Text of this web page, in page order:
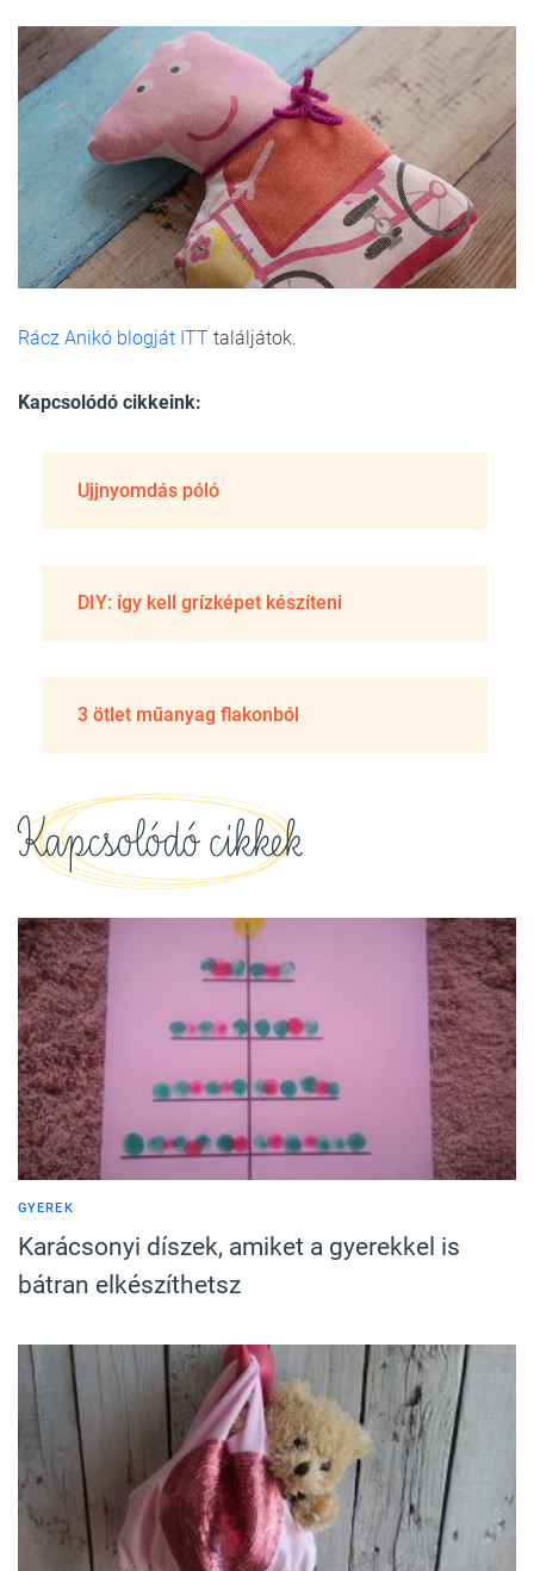
Rácz Anikó blogját ITT találjátok.
Kapcsolódó cikkeink:
Ujjnyomdás póló
DIY: így kell grízképet készíteni
3 ötlet műanyag flakonból
Kapcsolódó cikkek
GYEREK
Karácsonyi díszek, amiket a gyerekkel is
bátran elkészíthetsz